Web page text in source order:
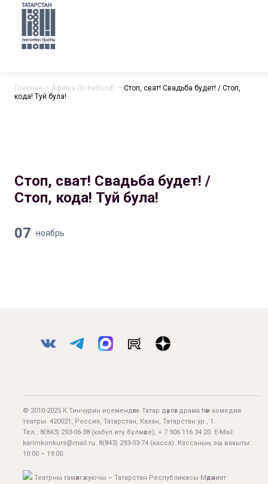
Главная — Афиша (ticketland) — Стоп, сват! Свадьба будет! / Стоп,
кода! Туй була!
Стоп, сват! Свадьба будет! /
Стоп, кода! Туй була!
07 ноябрь
© 2010-2025 К.Тинчурин исемендәге Татар дәүләт драма һәм комедия
театры. 420021, Россия, Татарстан, Казан, Татарстан ур., 1.
Тел.: 8(843) 293-06-38 (кабул итү бүлмәсе), + 7 906 116 34 20. E-Mail:
karimkonkurs@mail.ru. 8(843) 293-03-74 (касса). Кассаның эш вакыты:
10:00 – 19:00.
Театрны гамәлгә куючы – Татарстан Республикасы Мәдәният